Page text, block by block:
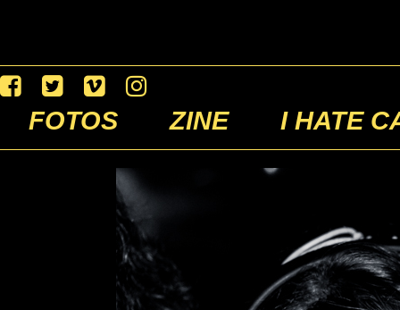
FOTOS ZINE I HATE